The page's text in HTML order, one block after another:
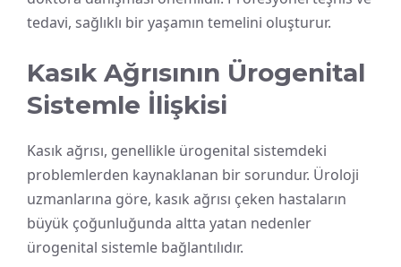
tedavi, sağlıklı bir yaşamın temelini oluşturur.
Kasık Ağrısının Ürogenital
Sistemle İlişkisi
Kasık ağrısı, genellikle ürogenital sistemdeki
problemlerden kaynaklanan bir sorundur. Üroloji
uzmanlarına göre, kasık ağrısı çeken hastaların
büyük çoğunluğunda altta yatan nedenler
ürogenital sistemle bağlantılıdır.